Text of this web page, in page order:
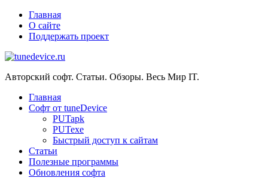
Главная
О сайте
Поддержать проект
Авторский софт. Статьи. Обзоры. Весь Мир IT.
Главная
Софт от tuneDevice
PUTapk
PUTexe
Быстрый доступ к сайтам
Cтатьи
Полезные программы
Обновления софта